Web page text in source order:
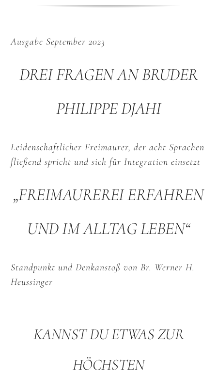
Ausgabe September 2023
DREI FRAGEN AN BRUDER
PHILIPPE DJAHI
Leidenschaftlicher Freimaurer, der acht Sprachen
fließend spricht und sich für Integration einsetzt
„FREIMAUREREI ERFAHREN
UND IM ALLTAG LEBEN“
Standpunkt und Denkanstoß von Br. Werner H.
Heussinger
KANNST DU ETWAS ZUR
HÖCHSTEN